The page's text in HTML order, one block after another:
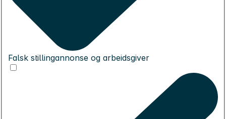
Falsk stillingannonse og arbeidsgiver